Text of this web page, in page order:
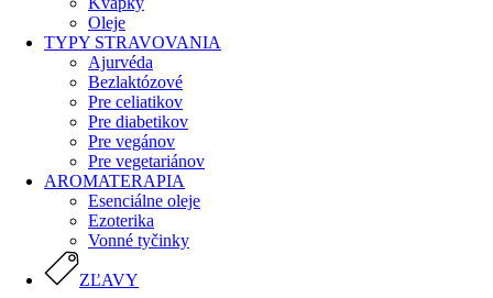
Oleje
TYPY STRAVOVANIA
Ajurvéda
Bezlaktózové
Pre celiatikov
Pre diabetikov
Pre vegánov
Pre vegetariánov
AROMATERAPIA
Esenciálne oleje
Ezoterika
Vonné tyčinky
ZĽAVY